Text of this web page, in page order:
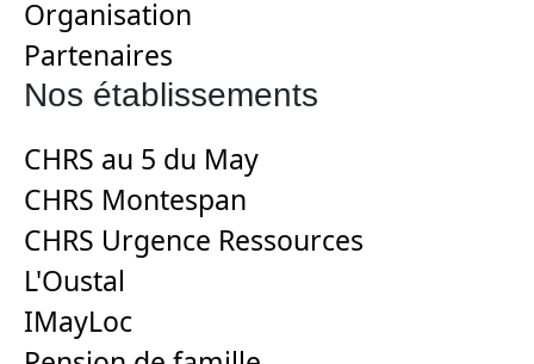
Organisation
Partenaires
Nos établissements
CHRS au 5 du May
CHRS Montespan
CHRS Urgence Ressources
L'Oustal
IMayLoc